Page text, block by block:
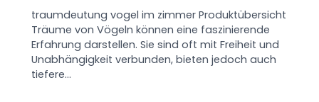
traumdeutung vogel im zimmer Produktübersicht
Träume von Vögeln können eine faszinierende
Erfahrung darstellen. Sie sind oft mit Freiheit und
Unabhängigkeit verbunden, bieten jedoch auch
tiefere…